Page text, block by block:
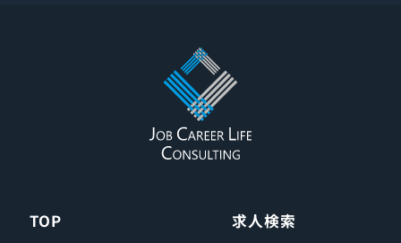
TOP 求人検索